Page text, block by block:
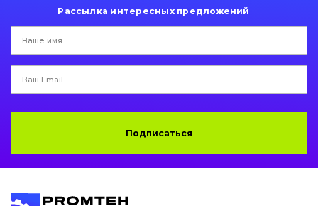
Защита (ковша, адаптера)
Пальци и втулки
Гидравлика
написати
Рассылка интересных предложений
Подписаться